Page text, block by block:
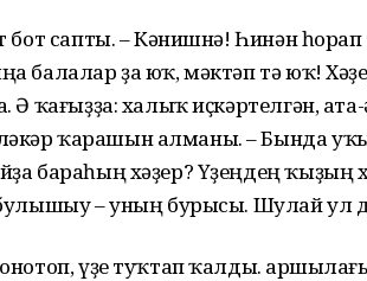
сапты. – Кәнишнә! Һинән һорап
балалар ҙа юҡ, мәктәп тә юҡ!
Ә ҡағыҙҙа: халыҡ иҫкәртелгән,
ҡарашын алманы. – Бында
бараһың хәҙер? Үҙеңдең ҡыҙың
булышыу – уның бурысы. Шулай ул
үҙе туҡтап ҡалды.